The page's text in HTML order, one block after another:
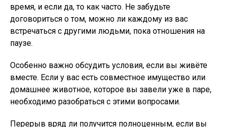
время, и если да, то как часто. Не забудьте
договориться о том, можно ли каждому из вас
встречаться с другими людьми, пока отношения на
паузе.
Особенно важно обсудить условия, если вы живёте
вместе. Если у вас есть совместное имущество или
домашнее животное, которое вы завели уже в паре,
необходимо разобраться с этими вопросами.
Перерыв вряд ли получится полноценным, если вы